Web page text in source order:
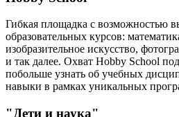
Гибкая площадка с возможностью
образовательных курсов:
изобразительное искусство,
и так далее. Охват Hobby School
побольше узнать об учебных
навыки в рамках уникальных
"Дети и наука"